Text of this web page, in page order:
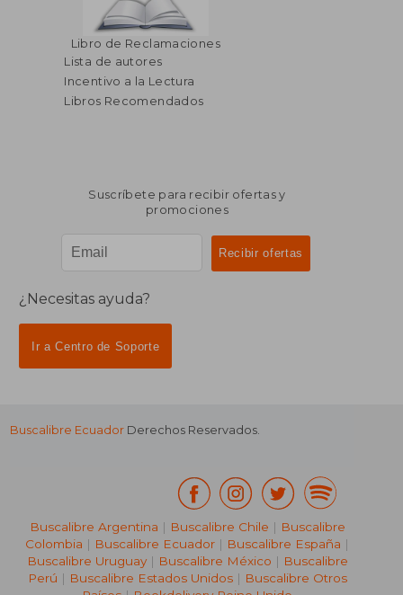
Libro de Reclamaciones
Lista de autores
Incentivo a la Lectura
Libros Recomendados
Suscríbete para recibir ofertas y
promociones
¿Necesitas ayuda?
Ir a Centro de Soporte
Buscalibre Ecuador Derechos Reservados.
Buscalibre Argentina | Buscalibre Chile | Buscalibre
Colombia | Buscalibre Ecuador | Buscalibre España |
Buscalibre Uruguay| Buscalibre México | Buscalibre
Perú | Buscalibre Estados Unidos| Buscalibre Otros